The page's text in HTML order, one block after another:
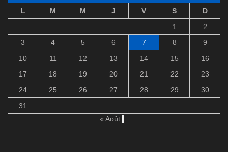
L
M M J V S
D
1
2
3
4 5 6 7 8
9
10
11 12 13 14 15
16
17
18 19 20 21 22
23
24
25 26 27 28 29
30
31
« Août